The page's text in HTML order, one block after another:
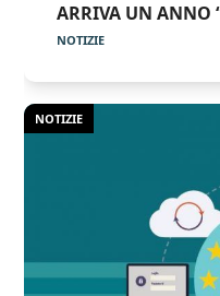
ARRIVA UN ANNO
NOTIZIE
NOTIZIE